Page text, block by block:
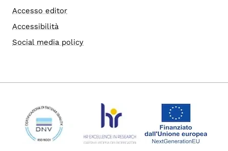
Accesso editor
Accessibilità
Social media policy